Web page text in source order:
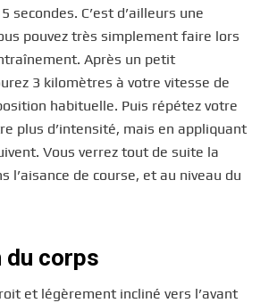
secondes. C’est d’ailleurs une
pouvez très simplement faire lors
Après un petit
3 kilomètres à votre vitesse de
habituelle. Puis répétez votre
plus d’intensité, mais en appliquant
Vous verrez tout de suite la
l’aisance de course, et au niveau du
du corps
et légèrement incliné vers l’avant